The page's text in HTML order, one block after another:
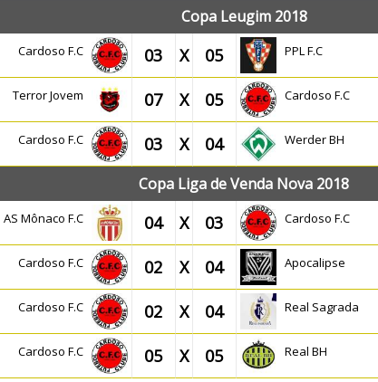
Copa Leugim 2018
Cardoso F.C 03 X 05 PPL F.C
Terror Jovem 07 X 05 Cardoso F.C
Cardoso F.C 03 X 04 Werder BH
Copa Liga de Venda Nova 2018
AS Mônaco F.C 04 X 03 Cardoso F.C
Cardoso F.C 02 X 04 Apocalipse
Cardoso F.C 02 X 04 Real Sagrada
Cardoso F.C 05 X 05 Real BH